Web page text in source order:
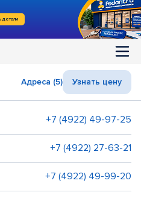
детали
Адреса (5) Узнать цену
+7 (4922) 49-97-25
+7 (4922) 27-63-21
+7 (4922) 49-99-20